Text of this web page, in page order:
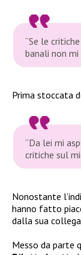
“Se le
banali non mi
Prima stoccata
“Da lei mi
critiche sul
Nonostante
hanno fatto
dalla sua
Messo da parte